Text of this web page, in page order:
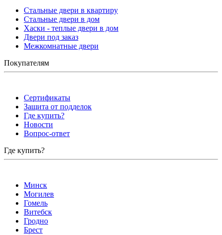
Стальные двери в квартиру
Стальные двери в дом
Хаски - теплые двери в дом
Двери под заказ
Межкомнатные двери
Покупателям
Сертификаты
Защита от подделок
Где купить?
Новости
Вопрос-ответ
Где купить?
Минск
Могилев
Гомель
Витебск
Гродно
Брест